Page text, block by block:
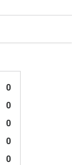
0
0
0
0
0